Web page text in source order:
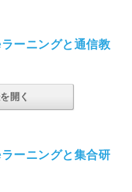
ーニングと通信教
開く
ーニングと集合研